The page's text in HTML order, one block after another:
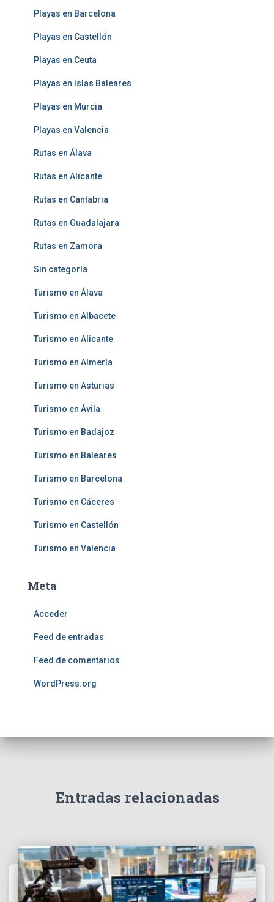
Playas en Barcelona
Playas en Castellón
Playas en Ceuta
Playas en Islas Baleares
Playas en Murcia
Playas en Valencia
Rutas en Álava
Rutas en Alicante
Rutas en Cantabria
Rutas en Guadalajara
Rutas en Zamora
Sin categoría
Turismo en Álava
Turismo en Albacete
Turismo en Alicante
Turismo en Almería
Turismo en Asturias
Turismo en Ávila
Turismo en Badajoz
Turismo en Baleares
Turismo en Barcelona
Turismo en Cáceres
Turismo en Castellón
Turismo en Valencia
Meta
Acceder
Feed de entradas
Feed de comentarios
WordPress.org
Entradas relacionadas